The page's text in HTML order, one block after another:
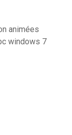
animées
windows 7